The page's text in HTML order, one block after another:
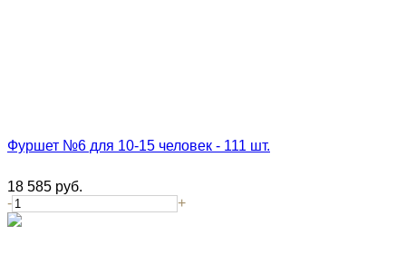
Фуршет №6 для 10-15 человек - 111 шт.
18 585 руб.
-
+